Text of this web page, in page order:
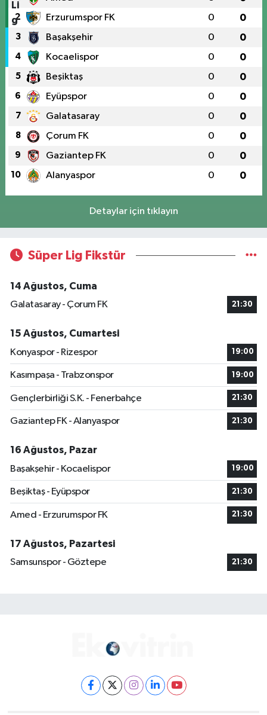
2 Erzurumspor FK 0 0
3 Başakşehir 0 0
4 Kocaelispor 0 0
5 Beşiktaş 0 0
6 Eyüpspor 0 0
7 Galatasaray 0 0
8 Çorum FK 0 0
9 Gaziantep FK 0 0
10 Alanyaspor 0 0
Detaylar için tıklayın
Süper Lig Fikstür
14 Ağustos, Cuma
Galatasaray - Çorum FK
21:30
15 Ağustos, Cumartesi
Konyaspor - Rizespor
19:00
Kasımpaşa - Trabzonspor 19:00
Gençlerbirliği S.K. - Fenerbahçe 21:30
Gaziantep FK - Alanyaspor 21:30
16 Ağustos, Pazar
Başakşehir - Kocaelispor
19:00
Beşiktaş - Eyüpspor 21:30
Amed - Erzurumspor FK 21:30
17 Ağustos, Pazartesi
Samsunspor - Göztepe
21:30